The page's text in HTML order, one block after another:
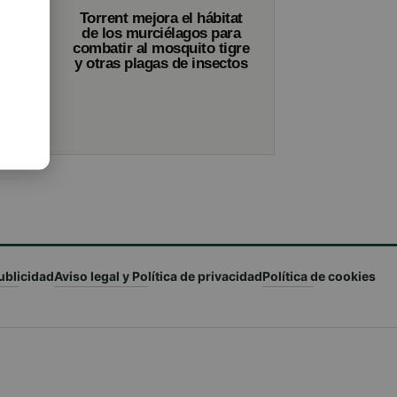
Torrent mejora el hábitat
de los murciélagos para
combatir al mosquito tigre
y otras plagas de insectos
Aviso legal y Política de privacidadPolítica de cookies